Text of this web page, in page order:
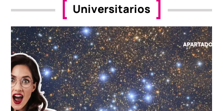
Universitarios